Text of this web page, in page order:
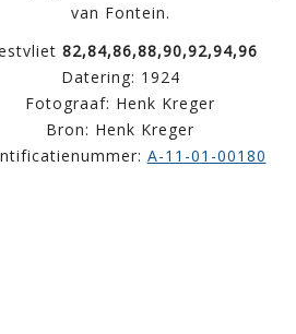
van Fontein.
82,84,86,88,90,92,94,96
Datering: 1924
Fotograaf: Henk Kreger
Bron: Henk Kreger
A-11-01-00180